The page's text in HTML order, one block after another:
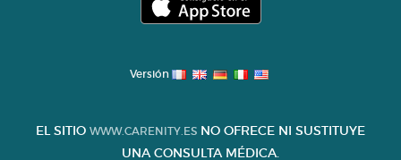
Versión
EL SITIO WWW.CARENITY.ES NO OFRECE NI SUSTITUYE
UNA CONSULTA MÉDICA.